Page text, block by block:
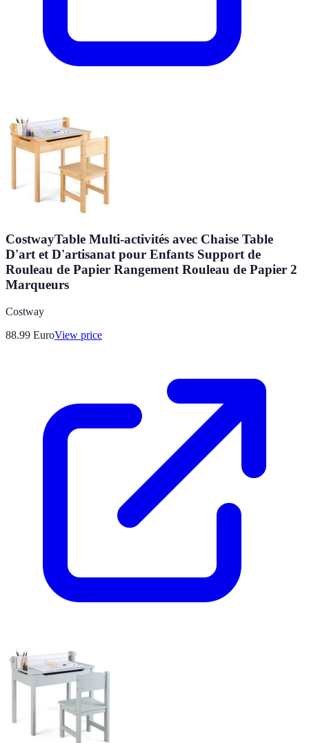
CostwayTable Multi-activités avec Chaise Table
D'art et D'artisanat pour Enfants Support de
Rouleau de Papier Rangement Rouleau de Papier 2
Marqueurs
Costway
88.99 EuroView price